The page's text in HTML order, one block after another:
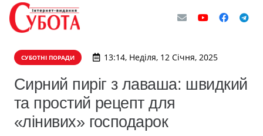
СУБОТНІ ПОРАДИ 13:14, Неділя, 12 Січня, 2025
Сирний пиріг з лаваша: швидкий
та простий рецепт для
«лінивих» господарок